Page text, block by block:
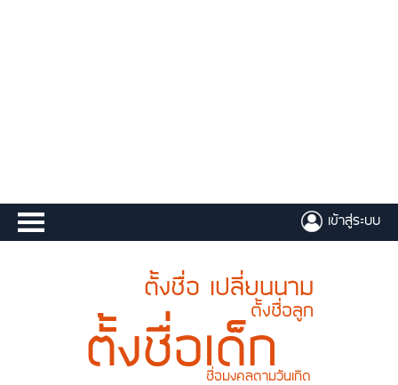
เข้าสู่ระบบ
ตั้งชื่อ เปลี่ยนนาม
ตั้งชื่อลูก
ตั้งชื่อเด็ก
ชื่อมงคลตามวันเกิด